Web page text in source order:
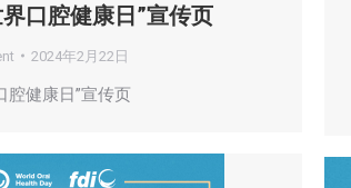
口腔健康日”宣传页
2024年2月22日
腔健康日”宣传页